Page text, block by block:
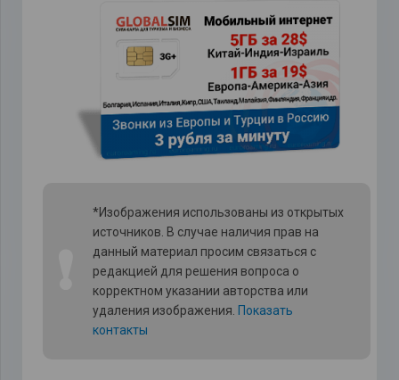
*Изображения использованы из открытых
источников. В случае наличия прав на
данный материал просим связаться с
редакцией для решения вопроса о
корректном указании авторства или
удаления изображения. Показать
контакты